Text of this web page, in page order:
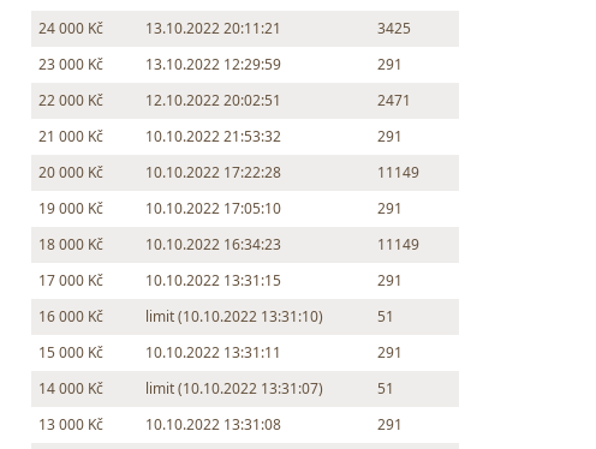
24 000 Kč
13.10.2022 20:11:21
3425
23 000 Kč
13.10.2022 12:29:59
291
22 000 Kč
12.10.2022 20:02:51
2471
21 000 Kč
10.10.2022 21:53:32
291
20 000 Kč
10.10.2022 17:22:28
11149
19 000 Kč
10.10.2022 17:05:10
291
18 000 Kč
10.10.2022 16:34:23
11149
17 000 Kč
10.10.2022 13:31:15
291
16 000 Kč
limit (10.10.2022 13:31:10)
51
15 000 Kč
10.10.2022 13:31:11
291
14 000 Kč
limit (10.10.2022 13:31:07)
51
13 000 Kč
10.10.2022 13:31:08
291